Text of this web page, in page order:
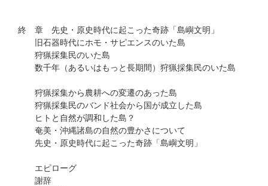
終 章 先史・原史時代に起こった奇跡「島嶼文明」
旧石器時代にホモ・サピエンスのいた島
狩猟採集民のいた島
数千年（あるいはもっと長期間）狩猟採集民のいた島
狩猟採集から農耕への変遷のあった島
狩猟採集民のバンド社会から国が成立した島
ヒトと自然が調和した島？
奄美・沖縄諸島の自然の豊かさについて
先史・原史時代に起こった奇跡「島嶼文明」
エピローグ
謝辞